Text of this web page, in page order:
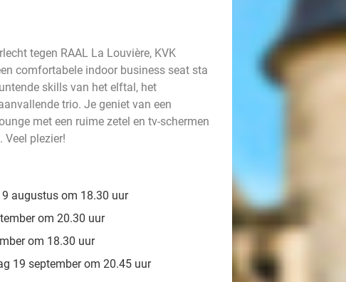
tegen RAAL La Louvière, KVK
comfortabele indoor business seat sta
skills van het elftal, het
trio. Je geniet van een
met een ruime zetel en tv-schermen
Veel plezier!
9 augustus om 18.30 uur
om 20.30 uur
om 18.30 uur
19 september om 20.45 uur